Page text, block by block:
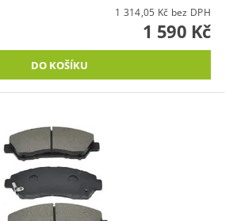
1 314,05 Kč bez DPH
1 590 Kč